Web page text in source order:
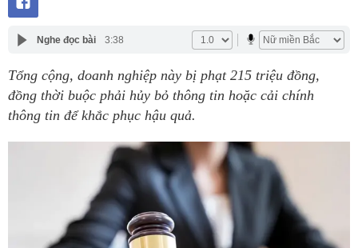
Nghe đọc bài 3:38
Tổng cộng, doanh nghiệp này bị phạt 215 triệu đồng,
đồng thời buộc phải hủy bỏ thông tin hoặc cải chính
thông tin để khắc phục hậu quả.